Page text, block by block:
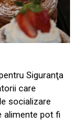
Siguranţa
care
socializare
alimente pot fi